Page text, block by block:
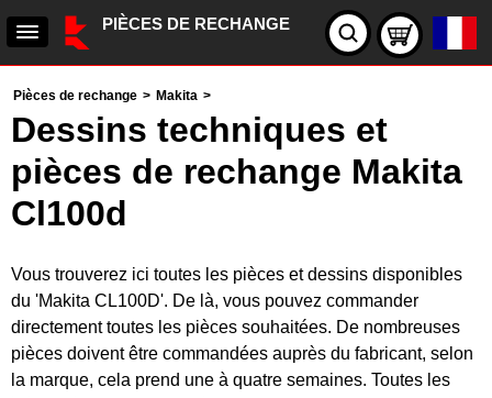
PIÈCES DE RECHANGE
Pièces de rechange > Makita >
Dessins techniques et
pièces de rechange Makita
Cl100d
Vous trouverez ici toutes les pièces et dessins disponibles
du 'Makita CL100D'. De là, vous pouvez commander
directement toutes les pièces souhaitées. De nombreuses
pièces doivent être commandées auprès du fabricant, selon
la marque, cela prend une à quatre semaines. Toutes les